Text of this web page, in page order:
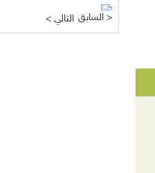
< التالي السابق >